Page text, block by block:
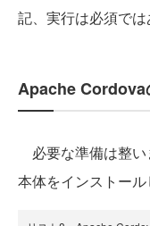
記、実行は必須では
Apache Cordova
必要な準備は整
本体をインストール